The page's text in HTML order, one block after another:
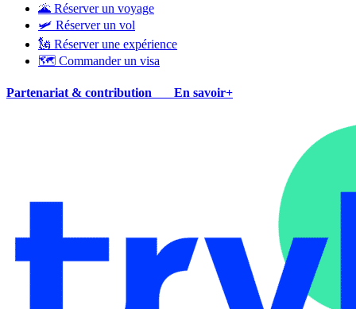
🌋 Réserver un voyage
🛩 Réserver un vol
🗽 Réserver une expérience
🗺 Commander un visa
Partenariat & contribution En savoir+